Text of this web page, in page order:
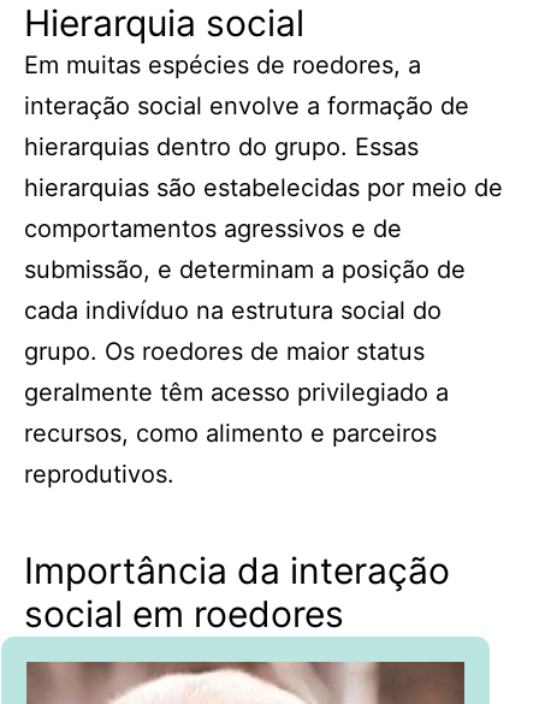
Hierarquia social
Em muitas espécies de roedores, a
interação social envolve a formação de
hierarquias dentro do grupo. Essas
hierarquias são estabelecidas por meio de
comportamentos agressivos e de
submissão, e determinam a posição de
cada indivíduo na estrutura social do
grupo. Os roedores de maior status
geralmente têm acesso privilegiado a
recursos, como alimento e parceiros
reprodutivos.
Importância da interação
social em roedores